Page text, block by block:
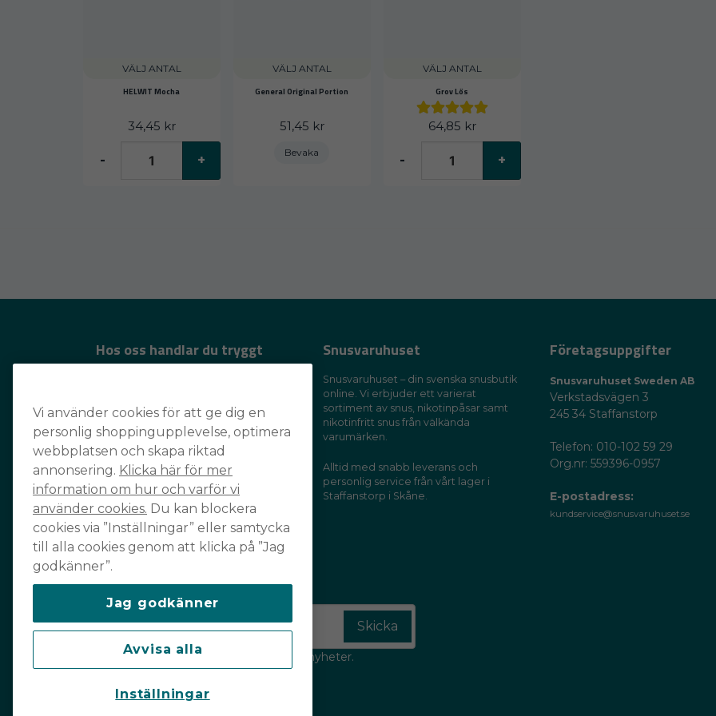
VÄLJ ANTAL
HELWIT Mocha
34,45 kr
- +
VÄLJ ANTAL
General Original Portion
51,45 kr
Bevaka
VÄLJ ANTAL
Grov Lös
64,85 kr
- +
Hos oss handlar du tryggt
av din favoritleverantör!
Snusvaruhuset
Snusvaruhuset – din svenska snusbutik
online. Vi erbjuder ett varierat
sortiment av snus, nikotinpåsar samt
nikotinfritt snus från välkända
varumärken.
Alltid med snabb leverans och
personlig service från vårt lager i
Staffanstorp i Skåne.
Företagsuppgifter
Snusvaruhuset Sweden AB
Verkstadsvägen 3
245 34 Staffanstorp
Telefon: 010-102 59 29
Org.nr: 559396-0957
E-postadress:
kundservice@snusvaruhuset.se
Prenumerera på vårt nyhetsbrev
email
Mejladress Skicka
Håll dig uppdaterad och ta del av våra nyheter.
Läs vår integritetspolicyhär.
Vi använder cookies för att ge dig en
personlig shoppingupplevelse, optimera
webbplatsen och skapa riktad
annonsering. Klicka här för mer
information om hur och varför vi
använder cookies. Du kan blockera
cookies via ”Inställningar” eller samtycka
till alla cookies genom att klicka på ”Jag
godkänner”.
Jag godkänner
Avvisa alla
Inställningar